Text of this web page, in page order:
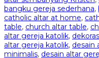
bangku gereja sederhana,
catholic altar at home,
table, church altar table,
altar gereja katolik,
altar gereja katolik, desain
minimalis, desain altar